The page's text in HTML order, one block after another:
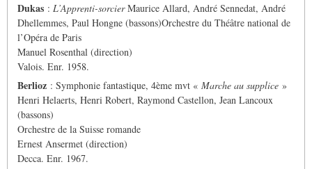
Dukas : L’Apprenti-sorcierMaurice Allard, André Sennedat, André
Dhellemmes, Paul Hongne (bassons)Orchestre du Théâtre national de
l’Opéra de Paris
Manuel Rosenthal (direction)
Valois. Enr. 1958.
Berlioz : Symphonie fantastique, 4ème mvt « Marche au supplice »
Henri Helaerts, Henri Robert, Raymond Castellon, Jean Lancoux
(bassons)
Orchestre de la Suisse romande
Ernest Ansermet (direction)
Decca. Enr. 1967.